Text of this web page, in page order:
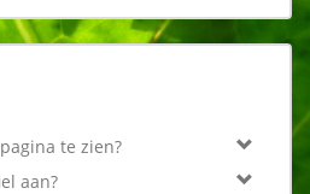
te zien?
aan?